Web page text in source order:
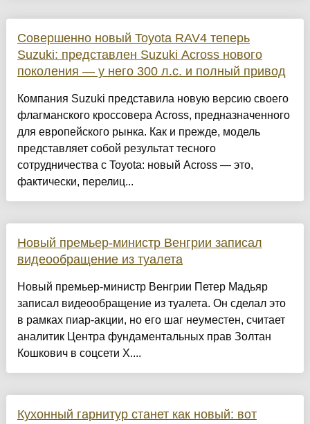
Совершенно новый Toyota RAV4 теперь
Suzuki: представлен Suzuki Across нового
поколения — у него 300 л.с. и полный привод
Компания Suzuki представила новую версию своего
флагманского кроссовера Across, предназначенного
для европейского рынка. Как и прежде, модель
представляет собой результат тесного
сотрудничества с Toyota: новый Across — это,
фактически, перелиц...
Новый премьер-министр Венгрии записал
видеообращение из туалета
Новый премьер-министр Венгрии Петер Мадьяр
записал видеообращение из туалета. Он сделал это
в рамках пиар-акции, но его шаг неуместен, считает
аналитик Центра фундаментальных прав Золтан
Кошкович в соцсети X....
Кухонный гарнитур станет как новый: вот